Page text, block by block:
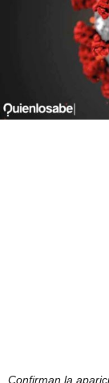
Confirman la